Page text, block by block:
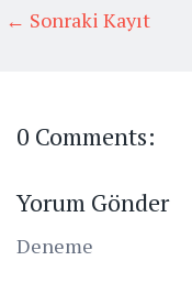
← Sonraki Kayıt
0 Comments:
Yorum Gönder
Deneme